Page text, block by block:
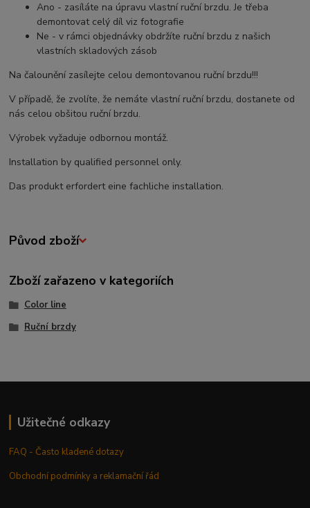
Ano - zasíláte na úpravu vlastní ruční brzdu. Je třeba
demontovat celý díl viz fotografie
Ne - v rámci objednávky obdržíte ruční brzdu z našich
vlastních skladových zásob
Na čalounění zasílejte celou demontovanou ruční brzdu!!!
V případě, že zvolíte, že nemáte vlastní ruční brzdu, dostanete od
nás celou obšitou ruční brzdu.
Výrobek vyžaduje odbornou montáž.
Installation by qualified personnel only.
Das produkt erfordert eine fachliche installation.
Původ zboží
Zboží zařazeno v kategoriích
Color line
Ruční brzdy
Užitečné odkazy
FAQ - Často kladené dotazy
Obchodní podmínky a reklamační řád